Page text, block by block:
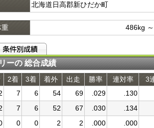
北海道日高郡新ひだか町
重 486kg
ーの 総合成績
2着 3着 着外 出走 勝率 連対率
3
7 6 54 69 .029
.130
7 6 52 67 .030
.134
0 0 2 2 .000 .000